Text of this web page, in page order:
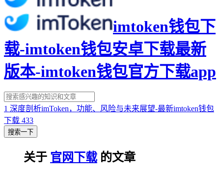
imtoken钱包下
载-imtoken钱包安卓下载最新
版本-imtoken钱包官方下载app
1 深度剖析imToken，功能、风险与未来展望-最新imtoken钱包
下载 433
搜索一下
关于 官网下载 的文章